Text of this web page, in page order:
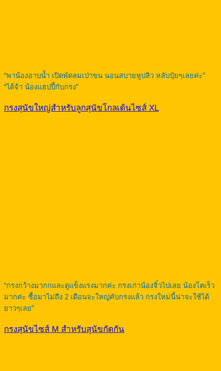
“พาน้องอาบน้ำ เปิดพัดลมเป่าขน นอนสบายหูปลิว หลับปุ๋ยๆเลยค่ะ”
“ได้จ้า น้องแฮปปี้กับกรง”
กรงสุนัขใหญ่สำหรับลูกสุนัขโกลเด้นไซส์ XL
“กรงกว้างมากกและดูแข็งแรงมากค่ะ กรงเก่าน้องจิ๋วไปเลย น้องโตเร็ว
มากค่ะ ซื้อมาไม่ถึง 2 เดือนจะใหญ่คับกรงแล้ว กรงใหม่นี้น่าจะใช้ได้
ยาวๆเลย”
กรงสุนัขไซส์ M สำหรับสุนัขกัดกัน